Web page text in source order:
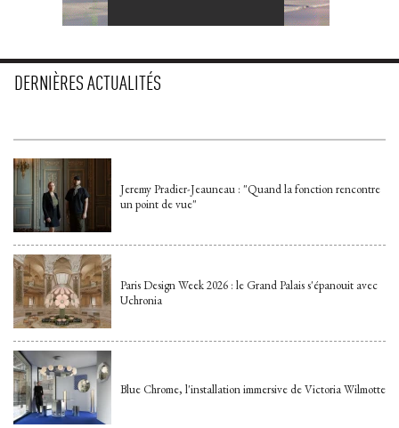
DERNIÈRES ACTUALITÉS
Jeremy Pradier-Jeauneau : "Quand la fonction rencontre
un point de vue"
Paris Design Week 2026 : le Grand Palais s'épanouit avec
Uchronia
Blue Chrome, l'installation immersive de Victoria Wilmotte